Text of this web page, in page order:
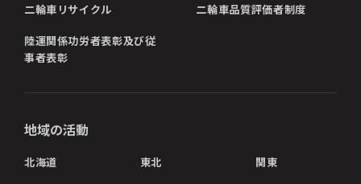
二輪車リサイクル 二輪車品質評価者制度
陸運関係功労者表彰及び従
事者表彰
地域の活動
北海道 東北 関東